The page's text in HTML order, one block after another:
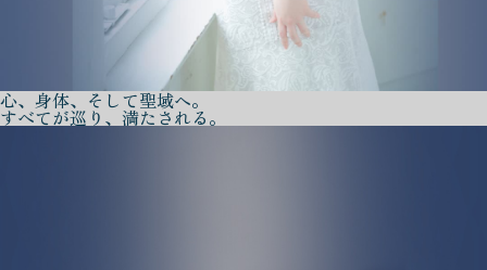
心、身体、そして聖域へ。
すべてが巡り、満たされる。